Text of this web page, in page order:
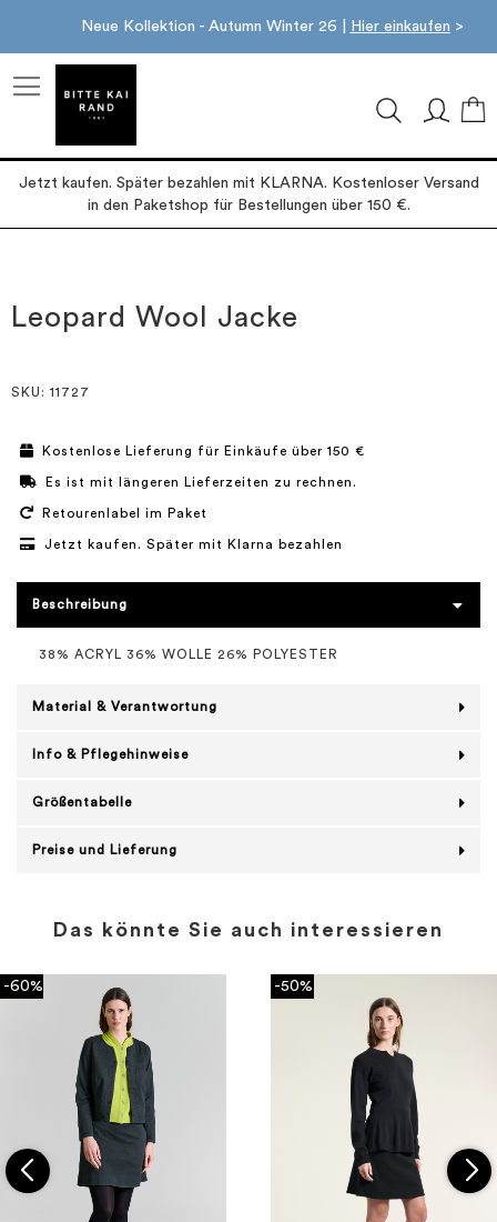
Neue Kollektion - Autumn Winter 26 | Hier einkaufen >
Jetzt kaufen. Später bezahlen mit KLARNA. Kostenloser Versand
in den Paketshop für Bestellungen über 150 €.
der
Bildgalerie
der
Bildgalerie
Leopard Wool Jacke
SKU : 11727
Kostenlose Lieferung für Einkäufe über 150 €
Es ist mit längeren Lieferzeiten zu rechnen.
Retourenlabel im Paket
Jetzt kaufen. Später mit Klarna bezahlen
Beschreibung
38% ACRYL 36% WOLLE 26% POLYESTER
Material & Verantwortung
Info & Pflegehinweise
Größentabelle
Preise und Lieferung
Das könnte Sie auch interessieren
-60% -50%